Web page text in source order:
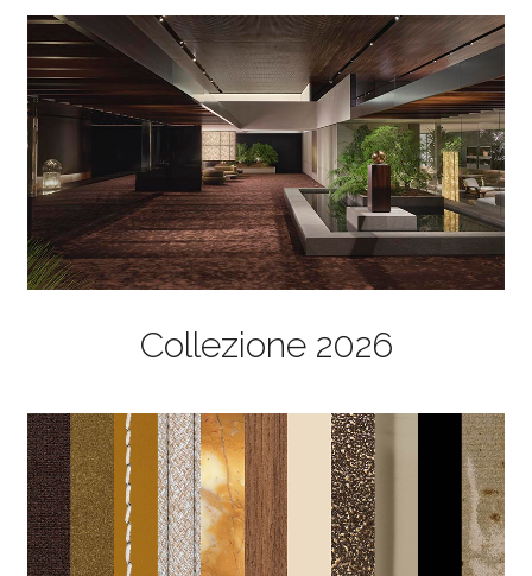
Collezione 2026